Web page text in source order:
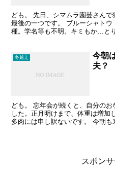
ども。 先日、シマムラ園芸さん
最後の一つです。 ブルーシャト
種。学名等も不明。キミもか…と
冬越え
今朝
夫？
ども。 忘年会が続くと、自分の
した。正月明けまで、体重は増加
多肉には申し訳ないです。 今朝
スポン